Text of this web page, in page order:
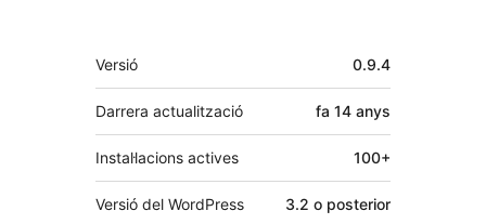
Meta
Versió 0.9.4
Darrera actualització fa 14 anys
Instal·lacions actives 100+
Versió del WordPress 3.2 o posterior